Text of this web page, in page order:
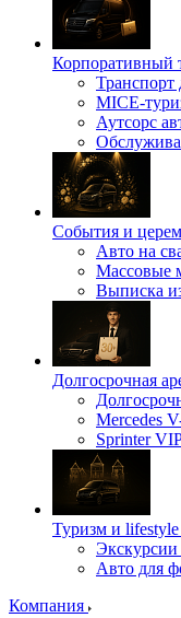
Корпоративный
Транспорт
MICE-
Аутсорс
События и
Авто на
Массовые
Выписка
Долгосрочная
Mercedes
Sprinter
Туризм и lifestyle
Экскурсии
Авто для
Компания